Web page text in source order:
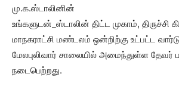
மு.க.ஸ்டாலினின்
உங்களுடன்_ஸ்டாலின் திட்ட முகாம், திருச்சி
மாநகராட்சி மண்டலம் ஒன்றிற்கு உட்பட்ட
மேலபுலிவார் சாலையில் அமைந்துள்ள தேவர்
நடைபெற்றது‌.